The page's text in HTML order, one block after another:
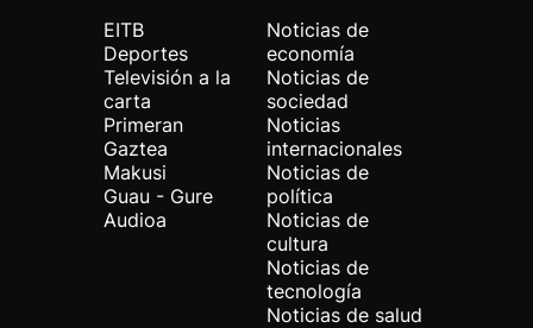
EITB
Deportes
Televisión a la
carta
Primeran
Gaztea
Makusi
Guau - Gure
Audioa
Noticias de
economía
Noticias de
sociedad
Noticias
internacionales
Noticias de
política
Noticias de
cultura
Noticias de
tecnología
Noticias de salud